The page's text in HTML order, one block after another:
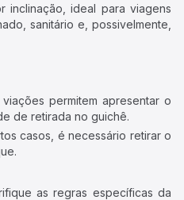
inclinação, ideal para viagens
sanitário e, possivelmente,
viações permitem apresentar o
de retirada no guichê.
casos, é necessário retirar o
as regras específicas da